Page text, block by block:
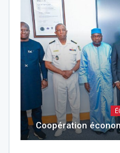
Coopération